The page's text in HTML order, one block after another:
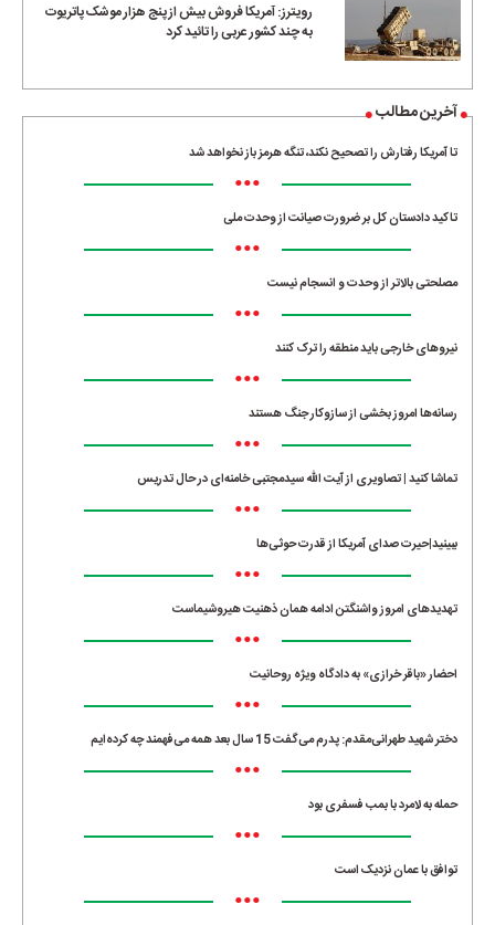
رویترز: آمریکا فروش بیش از پنج هزار موشک پاتریوت
به چند کشور عربی را تائید کرد
آخرین مطالب
تا آمریکا رفتارش را تصحیح نکند، تنگه هرمز باز نخواهد شد
•••
تاکید دادستان کل بر ضرورت صیانت از وحدت ملی
•••
مصلحتی بالاتر از وحدت و انسجام نیست
•••
نیروهای خارجی باید منطقه را ترک کنند
•••
رسانه‌ها امروز بخشی از سازوکار جنگ هستند
•••
تماشا کنید | تصاویری از آیت الله سیدمجتبی خامنه‌ای در حال تدریس
•••
ببینید|حیرت صدای آمریکا از قدرت حوثی‌ها
•••
تهدیدهای امروز واشنگتن ادامه همان ذهنیت هیروشیماست
•••
احضار «باقر خرازی» به دادگاه ویژه روحانیت
•••
دختر شهید طهرانی‌مقدم: پدرم می‌گفت 15 سال بعد همه می‌فهمند چه کرده‌ایم
•••
حمله به لامرد با بمب فسفری بود
•••
توافق با عمان نزدیک است
•••